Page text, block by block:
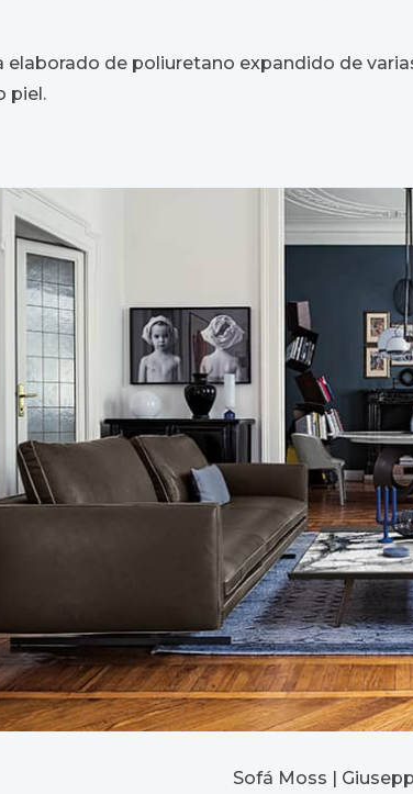
elaborado de poliuretano expandido de
piel.
Sofá Moss |